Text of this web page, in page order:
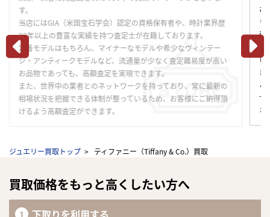
ります。
都内3店舗での対面査定だけでなく、全国各地から査定依頼が可能
です。全て無料の宅配買取キットで査定に出せる「宅配買取サー
ビス」や、すぐ査定金額が知りたいときにスマホで気軽に利用で
きる「LINE」査定など、簡単スムーズに査定依頼・お取引をする
ことができます。査定方法によって金額が変わることはございま
せんので、お客様のライフスタイルに合わせた方法をご利用くだ
さい。
ジュエリー買取トップ ティファニー（Tiffany & Co.）買取
買取価格をもっと高くしたい方へ
下取りを利用する